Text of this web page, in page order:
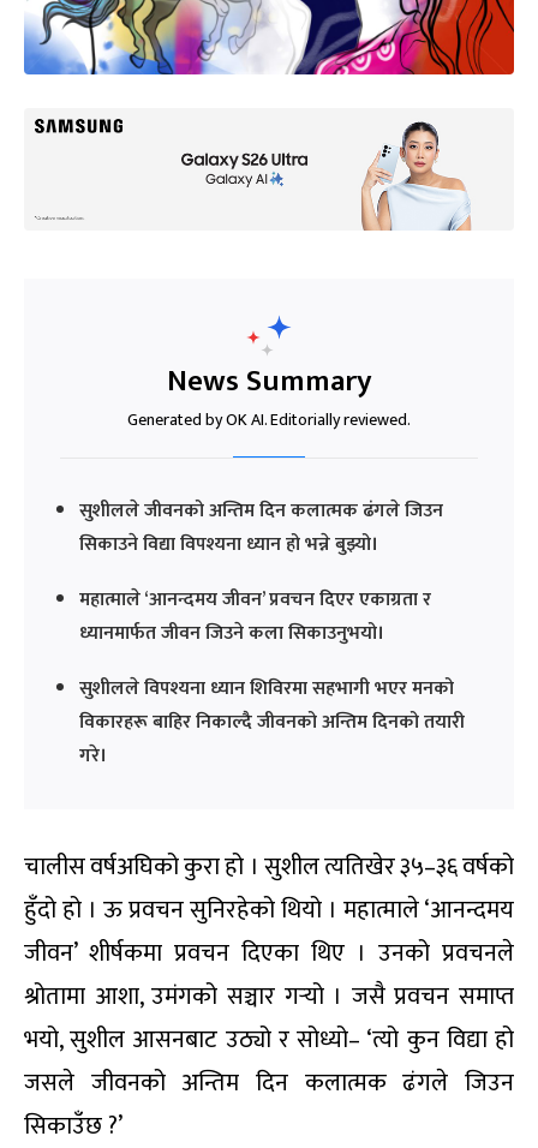
News Summary
Generated by OK AI. Editorially reviewed.
सुशीलले जीवनको अन्तिम दिन कलात्मक ढंगले जिउन
सिकाउने विद्या विपश्यना ध्यान हो भन्ने बुझ्यो।
महात्माले ‘आनन्दमय जीवन’ प्रवचन दिएर एकाग्रता र
ध्यानमार्फत जीवन जिउने कला सिकाउनुभयो।
सुशीलले विपश्यना ध्यान शिविरमा सहभागी भएर मनको
विकारहरू बाहिर निकाल्दै जीवनको अन्तिम दिनको तयारी
गरे।
चालीस वर्षअघिको कुरा हो । सुशील त्यतिखेर ३५–३६ वर्षको
हुँदो हो । ऊ प्रवचन सुनिरहेको थियो । महात्माले ‘आनन्दमय
जीवन’ शीर्षकमा प्रवचन दिएका थिए । उनको प्रवचनले
श्रोतामा आशा, उमंगको सञ्चार गर्‍यो । जसै प्रवचन समाप्त
भयो, सुशील आसनबाट उठ्यो र सोध्यो– ‘त्यो कुन विद्या हो
जसले जीवनको अन्तिम दिन कलात्मक ढंगले जिउन
सिकाउँछ ?’